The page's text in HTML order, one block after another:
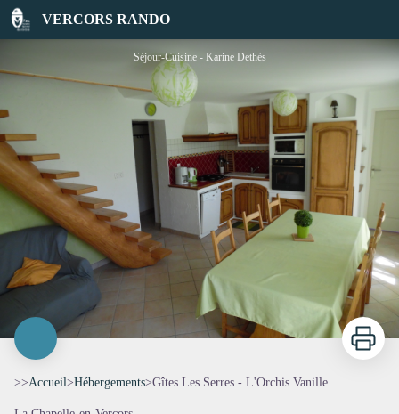
VERCORS RANDO
Gîtes Les Serres - L'Orchis Vanille
Séjour-Cuisine - Karine Dethès
Imprimer
>>Accueil>Hébergements>Gîtes Les Serres - L'Orchis Vanille